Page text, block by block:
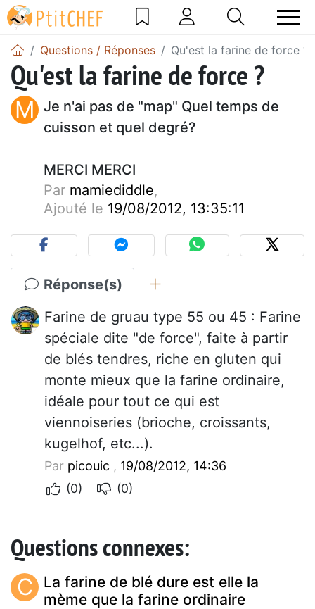
Questions / Réponses Qu'est la farine de force ?
Qu'est la farine de force ?
M Je n'ai pas de "map" Quel temps de
cuisson et quel degré?
MERCI MERCI
Par mamiediddle,
Ajouté le 19/08/2012, 13:35:11
Réponse(s)
Farine de gruau type 55 ou 45 : Farine
spéciale dite "de force", faite à partir
de blés tendres, riche en gluten qui
monte mieux que la farine ordinaire,
idéale pour tout ce qui est
viennoiseries (brioche, croissants,
kugelhof, etc...).
Par picouic , 19/08/2012, 14:36
(0)
(0)
Questions connexes:
C
La farine de blé dure est elle la
mème que la farine ordinaire